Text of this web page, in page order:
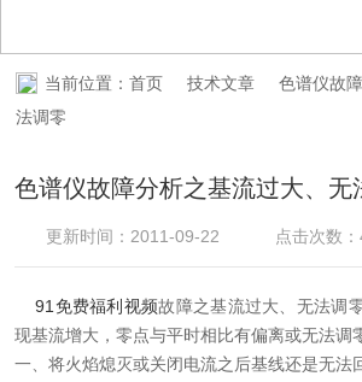
资料下载
联系91免费看片网
当前位置：首页 技术文章
色谱仪故
法调零
色谱仪故障分析之基流过大、无
更新时间：2011-09-22 点击次数
91免费福利视频故障之基流过大、无法调
现基流增大，零点与平时相比有偏离或无法调
一、将火焰熄灭或关闭电流之后基线还是无法